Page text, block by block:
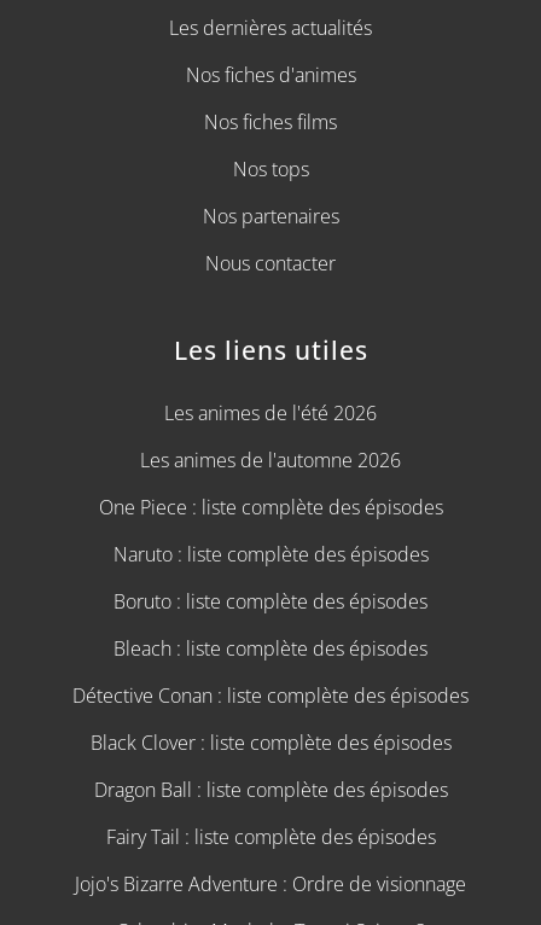
Les dernières actualités
Nos fiches d'animes
Nos fiches films
Nos tops
Nos partenaires
Nous contacter
Les liens utiles
Les animes de l'été 2026
Les animes de l'automne 2026
One Piece : liste complète des épisodes
Naruto : liste complète des épisodes
Boruto : liste complète des épisodes
Bleach : liste complète des épisodes
Détective Conan : liste complète des épisodes
Black Clover : liste complète des épisodes
Dragon Ball : liste complète des épisodes
Fairy Tail : liste complète des épisodes
Jojo's Bizarre Adventure : Ordre de visionnage